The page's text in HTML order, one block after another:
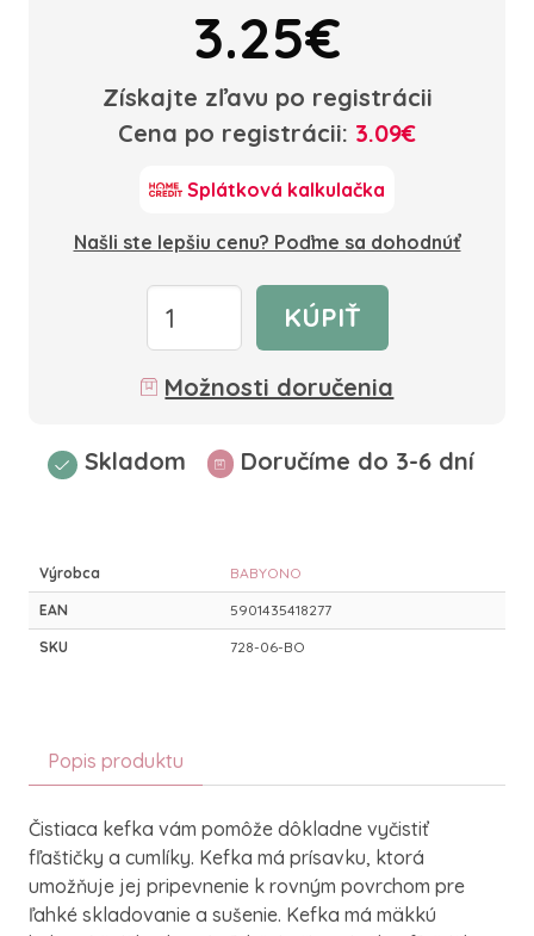
3.25€
Získajte zľavu po registrácii
Cena po registrácii: 3.09€
Splátková kalkulačka
Našli ste lepšiu cenu? Poďme sa dohodnúť
KÚPIŤ
Možnosti doručenia
Skladom Doručíme do 3-6 dní
Výrobca BABYONO
EAN 5901435418277
SKU 728-06-BO
Popis produktu
Čistiaca kefka vám pomôže dôkladne vyčistiť
fľaštičky a cumlíky. Kefka má prísavku, ktorá
umožňuje jej pripevnenie k rovným povrchom pre
ľahké skladovanie a sušenie. Kefka má mäkkú